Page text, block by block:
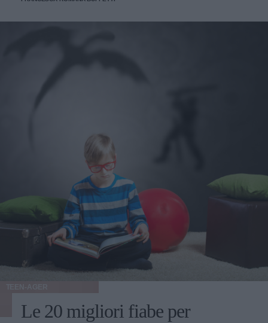
Le 20 migliori fiabe per